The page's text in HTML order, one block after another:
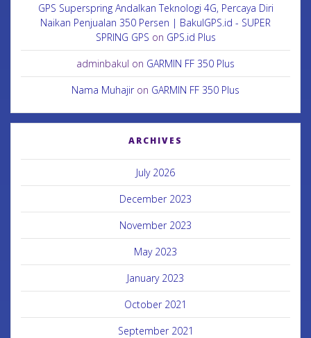
GPS Superspring Andalkan Teknologi 4G, Percaya Diri
Naikan Penjualan 350 Persen | BakulGPS.id - SUPER
SPRING GPS on GPS.id Plus
adminbakul on GARMIN FF 350 Plus
Nama Muhajiron GARMIN FF 350 Plus
ARCHIVES
July 2026
December 2023
November 2023
May 2023
January 2023
October 2021
September 2021